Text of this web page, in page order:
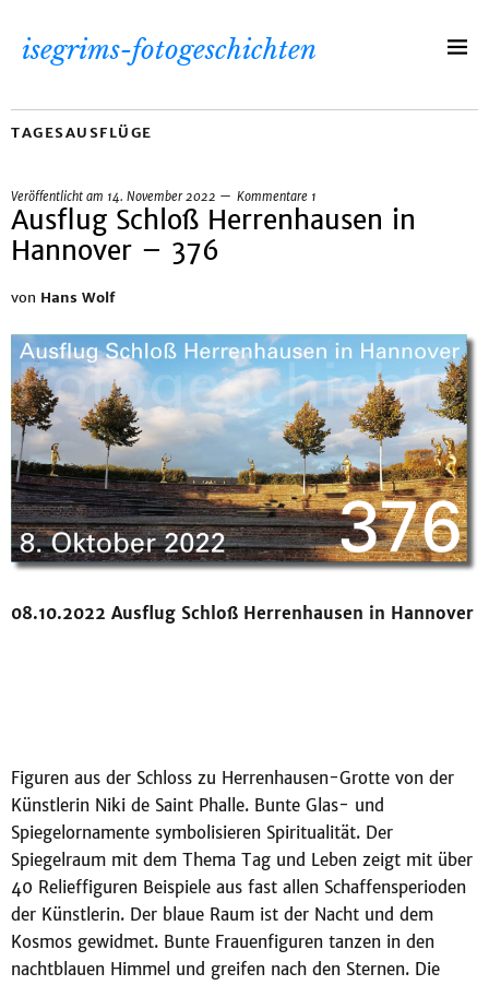
isegrims-fotogeschichten
TAGESAUSFLÜGE
Veröffentlicht am 14. November 2022 Kommentare 1
Ausflug Schloß Herrenhausen in
Hannover – 376
von Hans Wolf
08.10.2022 Ausflug Schloß Herrenhausen in Hannover
Figuren aus der Schloss zu Herrenhausen-Grotte von der
Künstlerin Niki de Saint Phalle. Bunte Glas- und
Spiegelornamente symbolisieren Spiritualität. Der
Spiegelraum mit dem Thema Tag und Leben zeigt mit über
40 Relieffiguren Beispiele aus fast allen Schaffensperioden
der Künstlerin. Der blaue Raum ist der Nacht und dem
Kosmos gewidmet. Bunte Frauenfiguren tanzen in den
nachtblauen Himmel und greifen nach den Sternen. Die